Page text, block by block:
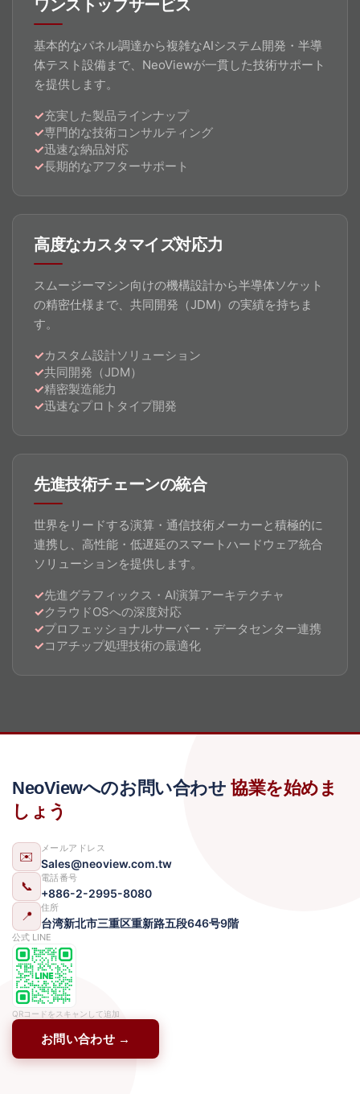
ワンストップサービス
基本的なパネル調達から複雑なAIシステム開発・半導
体テスト設備まで、NeoViewが一貫した技術サポート
を提供します。
充実した製品ラインナップ
専門的な技術コンサルティング
迅速な納品対応
長期的なアフターサポート
高度なカスタマイズ対応力
スムージーマシン向けの機構設計から半導体ソケット
の精密仕様まで、共同開発（JDM）の実績を持ちま
す。
カスタム設計ソリューション
共同開発（JDM）
精密製造能力
迅速なプロトタイプ開発
先進技術チェーンの統合
世界をリードする演算・通信技術メーカーと積極的に
連携し、高性能・低遅延のスマートハードウェア統合
ソリューションを提供します。
先進グラフィックス・AI演算アーキテクチャ
クラウドOSへの深度対応
プロフェッショナルサーバー・データセンター連携
コアチップ処理技術の最適化
NeoViewへのお問い合わせ 協業を始めま
しょう
✉️
メールアドレス
Sales@neoview.com.tw
📞
電話番号
+886-2-2995-8080
📍
住所
台湾新北市三重区重新路五段646号9階
公式 LINE
QRコードをスキャンして追加
お問い合わせ →